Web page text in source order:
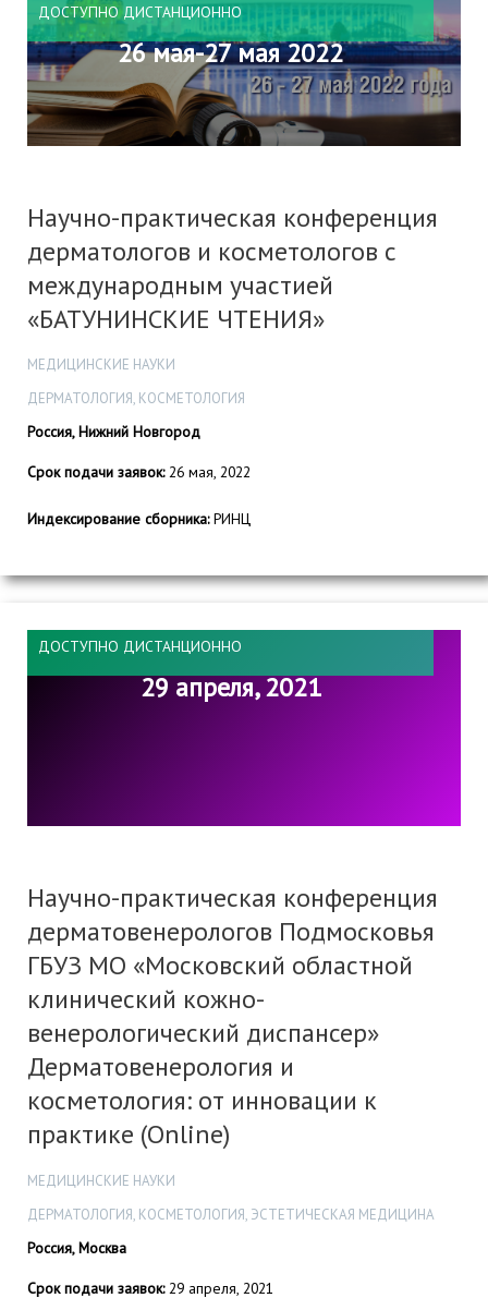
ДОСТУПНО ДИСТАНЦИОННО
26 мая-27 мая 2022
Научно-практическая конференция
дерматологов и косметологов с
международным участией
«БАТУНИНСКИЕ ЧТЕНИЯ»
МЕДИЦИНСКИЕ НАУКИ
ДЕРМАТОЛОГИЯ, КОСМЕТОЛОГИЯ
Россия, Нижний Новгород
Срок подачи заявок:26 мая, 2022
Индексирование сборника:РИНЦ
ДОСТУПНО ДИСТАНЦИОННО
29 апреля, 2021
Научно-практическая конференция
дерматовенерологов Подмосковья
ГБУЗ МО «Московский областной
клинический кожно-
венерологический диспансер»
Дерматовенерология и
косметология: от инновации к
практике (Online)
МЕДИЦИНСКИЕ НАУКИ
ДЕРМАТОЛОГИЯ, КОСМЕТОЛОГИЯ, ЭСТЕТИЧЕСКАЯ МЕДИЦИНА
Россия, Москва
Срок подачи заявок:29 апреля, 2021